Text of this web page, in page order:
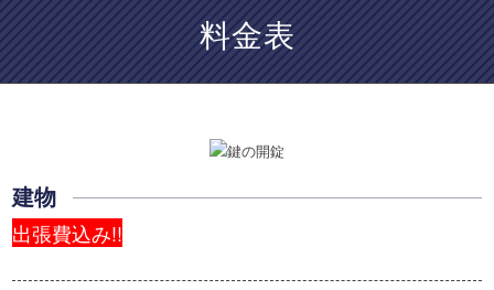
料金表
建物
出張費込み!!